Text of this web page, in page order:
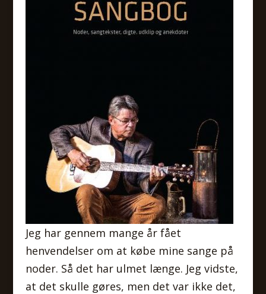
Jeg har gennem mange år fået
henvendelser om at købe mine sange på
noder. Så det har ulmet længe. Jeg vidste,
at det skulle gøres, men det var ikke det,